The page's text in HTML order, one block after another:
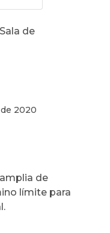
de
de
límite para